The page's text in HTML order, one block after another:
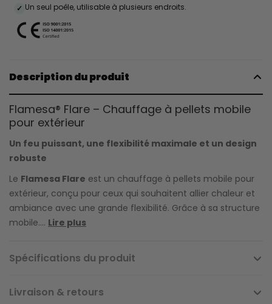
✓ Un seul poêle, utilisable à plusieurs endroits.
Description du produit
Flamesa® Flare – Chauffage à pellets mobile
pour extérieur
Un feu puissant, une flexibilité maximale et un design
robuste
Le Flamesa Flare est un chauffage à pellets mobile pour
extérieur, conçu pour ceux qui souhaitent allier chaleur et
ambiance avec une grande flexibilité. Grâce à sa structure
mobile.... Lire plus
Spécifications du produit
Livraison & retours